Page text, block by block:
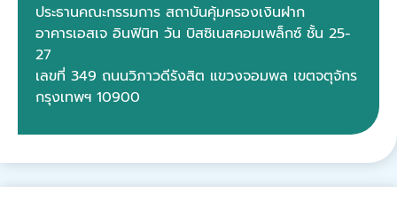
ประธานคณะกรรมการ สถาบันคุ้มครองเงินฝาก
อาคารเอสเจ อินฟินิท วัน บิสซิเนสคอมเพล็กซ์ ชั้น 25-
27
เลขที่ 349 ถนนวิภาวดีรังสิต แขวงจอมพล เขตจตุจักร
กรุงเทพฯ 10900